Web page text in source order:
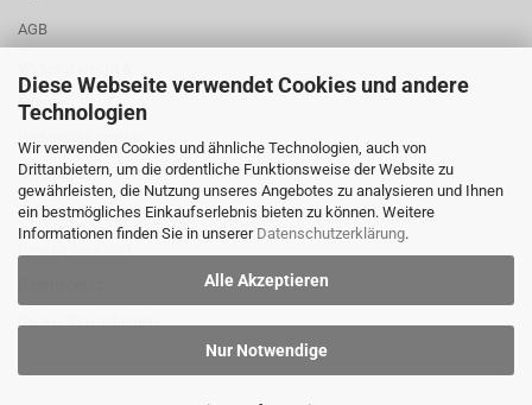
Diese Webseite verwendet Cookies und andere
Technologien
Wir verwenden Cookies und ähnliche Technologien, auch von
Drittanbietern, um die ordentliche Funktionsweise der Website zu
gewährleisten, die Nutzung unseres Angebotes zu analysieren und Ihnen
ein bestmögliches Einkaufserlebnis bieten zu können. Weitere
Informationen finden Sie in unserer Datenschutzerklärung.
Alle Akzeptieren
Nur Notwendige
AGB
Muster-
Widerrufsformular
Versand- &
Zahlungsbedingungen
Cookie Einstellungen